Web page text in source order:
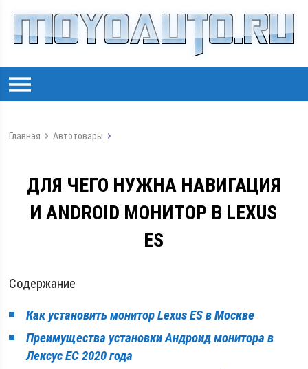
Главная Автотовары
ДЛЯ ЧЕГО НУЖНА НАВИГАЦИЯ
И ANDROID МОНИТОР В LEXUS
ES
Содержание
Как установить мониторLexusES в Москве
Преимущества установки Андроид монитора в
Лексус ЕС 2020 года